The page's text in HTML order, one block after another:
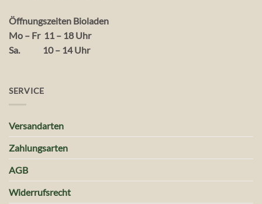
Öffnungszeiten Bioladen
Mo – Fr 11 – 18 Uhr
Sa. 10 – 14 Uhr
SERVICE
Versandarten
Zahlungsarten
AGB
Widerrufsrecht